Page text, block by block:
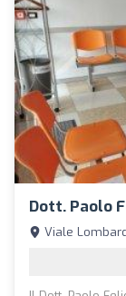
Dott. Paolo
Viale